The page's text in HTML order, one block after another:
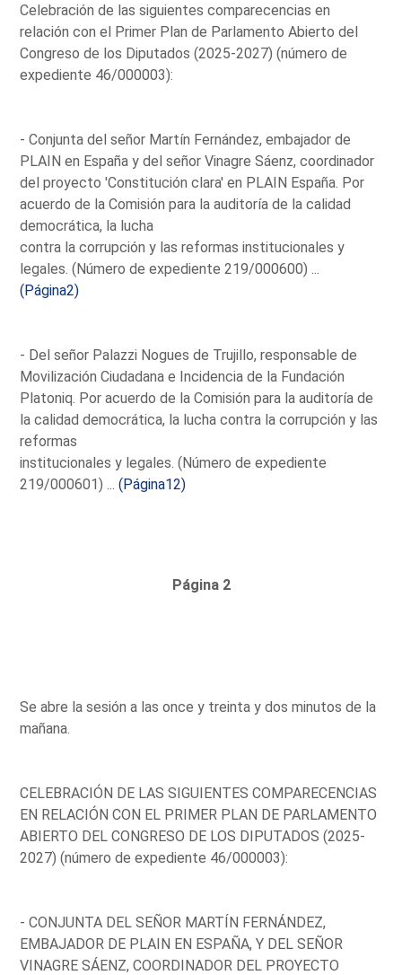
Celebración de las siguientes comparecencias en
relación con el Primer Plan de Parlamento Abierto del
Congreso de los Diputados (2025-2027) (número de
expediente 46/000003):
- Conjunta del señor Martín Fernández, embajador de
PLAIN en España y del señor Vinagre Sáenz, coordinador
del proyecto 'Constitución clara' en PLAIN España. Por
acuerdo de la Comisión para la auditoría de la calidad
democrática, la lucha
contra la corrupción y las reformas institucionales y
legales. (Número de expediente 219/000600) ...
(Página2)
- Del señor Palazzi Nogues de Trujillo, responsable de
Movilización Ciudadana e Incidencia de la Fundación
Platoniq. Por acuerdo de la Comisión para la auditoría de
la calidad democrática, la lucha contra la corrupción y las
reformas
institucionales y legales. (Número de expediente
219/000601) ...(Página12)
Página 2
Se abre la sesión a las once y treinta y dos minutos de la
mañana.
CELEBRACIÓN DE LAS SIGUIENTES COMPARECENCIAS
EN RELACIÓN CON EL PRIMER PLAN DE PARLAMENTO
ABIERTO DEL CONGRESO DE LOS DIPUTADOS (2025-
2027) (número de expediente 46/000003):
- CONJUNTA DEL SEÑOR MARTÍN FERNÁNDEZ,
EMBAJADOR DE PLAIN EN ESPAÑA, Y DEL SEÑOR
VINAGRE SÁENZ, COORDINADOR DEL PROYECTO